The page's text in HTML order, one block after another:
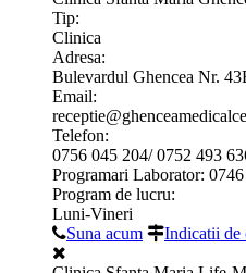
Tip:
Clinica
Adresa:
Bulevardul Ghencea Nr.
Email:
Telefon:
0756 045 204/ 0752 493
Programari Laborator:
Program de lucru:
Luni-Vineri
Suna acum
Indicatii de